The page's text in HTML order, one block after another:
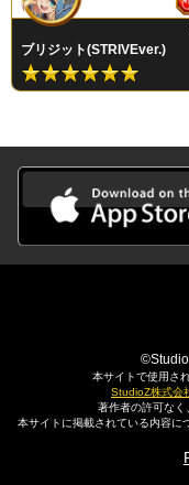
ブリジット(STRIVEver.)
本サイトで使用さ
StudioZ株式会
著作者の許可なく
本サイトに掲載されている内容に